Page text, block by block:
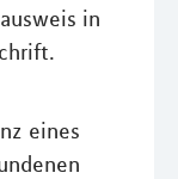
in
eines